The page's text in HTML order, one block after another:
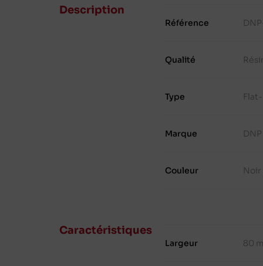
Description
Référence
Qualité
Type
Marque DNP
Couleur Noir
Caractéristiques
Largeur 80